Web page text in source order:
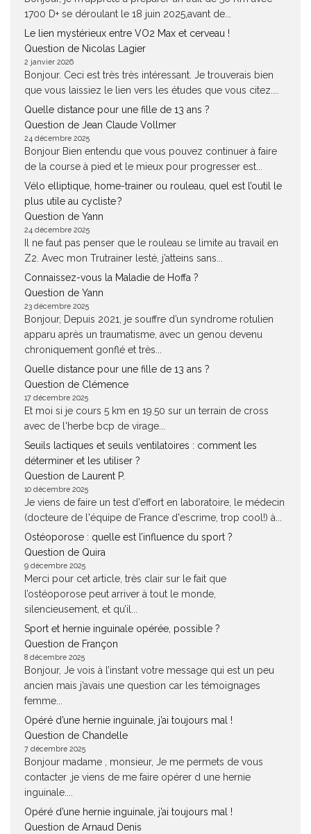
1700 D+ se déroulant le 18 juin 2025,avant de...
Le lien mystérieux entre VO2 Max et cerveau !
Question de Nicolas Lagier
2 janvier 2026
Bonjour. Ceci est très très intéressant. Je trouverais bien
que vous laissiez le lien vers les études que vous citez....
Quelle distance pour une fille de 13 ans ?
Question de Jean Claude Vollmer
24 décembre 2025
Bonjour Bien entendu que vous pouvez continuer à faire
de la course à pied et le mieux pour progresser est...
Vélo elliptique, home-trainer ou rouleau, quel est l’outil le
plus utile au cycliste ?
Question de Yann
24 décembre 2025
Il ne faut pas penser que le rouleau se limite au travail en
Z2. Avec mon Trutrainer lesté, j’atteins sans...
Connaissez-vous la Maladie de Hoffa ?
Question de Yann
23 décembre 2025
Bonjour, Depuis 2021, je souffre d’un syndrome rotulien
apparu après un traumatisme, avec un genou devenu
chroniquement gonflé et très...
Quelle distance pour une fille de 13 ans ?
Question de Clémence
17 décembre 2025
Et moi si je cours 5 km en 19.50 sur un terrain de cross
avec de l'herbe bcp de virage...
Seuils lactiques et seuils ventilatoires : comment les
déterminer et les utiliser ?
Question de Laurent P.
10 décembre 2025
Je viens de faire un test d'effort en laboratoire, le médecin
(docteure de l'équipe de France d'escrime, trop cool!) à...
Ostéoporose : quelle est l’influence du sport ?
Question de Quira
9 décembre 2025
Merci pour cet article, très clair sur le fait que
l’ostéoporose peut arriver à tout le monde,
silencieusement, et qu’il...
Sport et hernie inguinale opérée, possible ?
Question de Françon
8 décembre 2025
Bonjour, Je vois à l’instant votre message qui est un peu
ancien mais j’avais une question car les témoignages
femme...
Opéré d’une hernie inguinale, j’ai toujours mal !
Question de Chandelle
7 décembre 2025
Bonjour madame , monsieur, Je me permets de vous
contacter ,je viens de me faire opérer d une hernie
inguinale....
Opéré d’une hernie inguinale, j’ai toujours mal !
Question de Arnaud Denis